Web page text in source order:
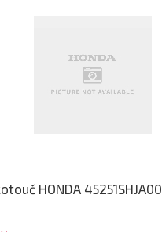
HONDA 45251SHJA00